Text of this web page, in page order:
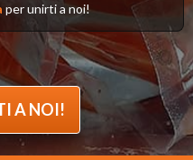
per unirti a noi!
A NOI!